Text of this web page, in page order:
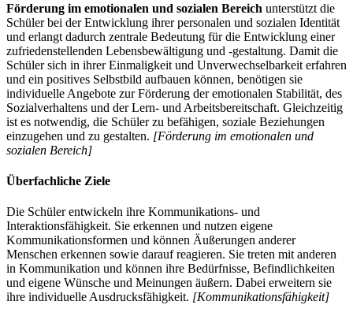
Förderung im emotionalen und sozialen Bereich unterstützt die
Schüler bei der Entwicklung ihrer personalen und sozialen Identität
und erlangt dadurch zentrale Bedeutung für die Entwicklung einer
zufriedenstellenden Lebensbewältigung und -gestaltung. Damit die
Schüler sich in ihrer Einmaligkeit und Unverwechselbarkeit erfahren
und ein positives Selbstbild aufbauen können, benötigen sie
individuelle Angebote zur Förderung der emotionalen Stabilität, des
Sozialverhaltens und der Lern- und Arbeitsbereitschaft. Gleichzeitig
ist es notwendig, die Schüler zu befähigen, soziale Beziehungen
einzugehen und zu gestalten. [Förderung im emotionalen und
sozialen Bereich]
Überfachliche Ziele
Die Schüler entwickeln ihre Kommunikations- und
Interaktionsfähigkeit. Sie erkennen und nutzen eigene
Kommunikationsformen und können Äußerungen anderer
Menschen erkennen sowie darauf reagieren. Sie treten mit anderen
in Kommunikation und können ihre Bedürfnisse, Befindlichkeiten
und eigene Wünsche und Meinungen äußern. Dabei erweitern sie
ihre individuelle Ausdrucksfähigkeit. [Kommunikationsfähigkeit]